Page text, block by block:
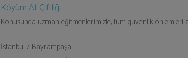
Köyüm At Çiftliği
Konusunda uzman eğitmenlerimizle, tüm güvenlik önlemleri
İstanbul / Bayrampaşa